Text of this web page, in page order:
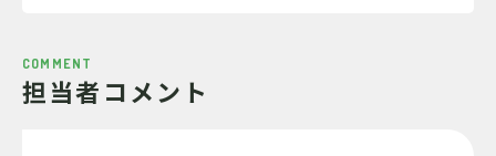
COMMENT
担当者コメント